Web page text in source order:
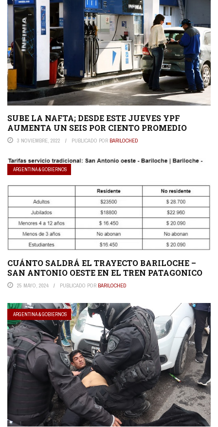
SUBE LA NAFTA; DESDE ESTE JUEVES YPF
AUMENTA UN SEIS POR CIENTO PROMEDIO
3 NOVIEMBRE, 2022 PUBLICADO POR BARILOCHED
ARGENTINA & GOBIERNOS
CUÁNTO SALDRÁ EL TRAYECTO BARILOCHE –
SAN ANTONIO OESTE EN EL TREN PATAGONICO
25 MAYO, 2024 PUBLICADO POR BARILOCHED
ARGENTINA & GOBIERNOS